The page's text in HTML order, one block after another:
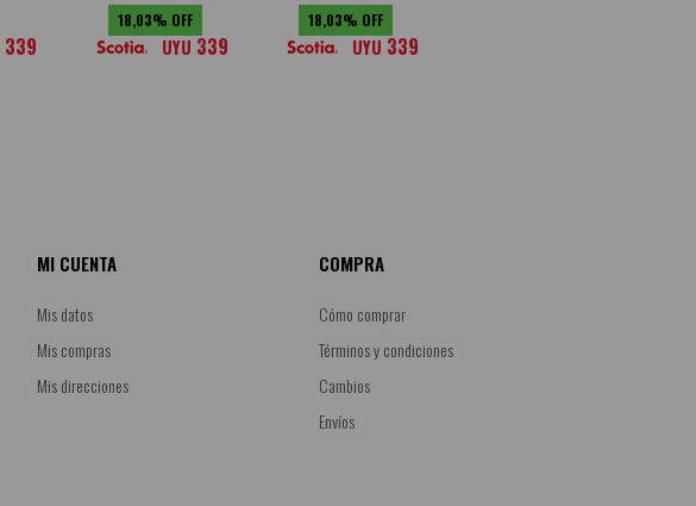
339
18,03
UYU 339
18,03
UYU 339
MI CUENTA
Mis datos
Mis compras
Mis direcciones
COMPRA
Cómo comprar
Términos y condiciones
Cambios
Envíos